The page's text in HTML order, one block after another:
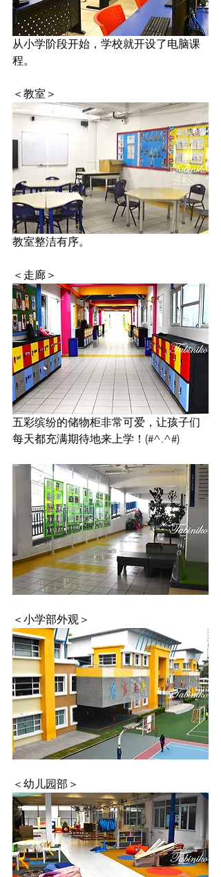
从小学阶段开始，学校就开设了电脑课
程。
＜教室＞
教室整洁有序。
＜走廊＞
五彩缤纷的储物柜非常可爱，让孩子们
每天都充满期待地来上学！(#^.^#)
＜小学部外观＞
＜幼儿园部＞